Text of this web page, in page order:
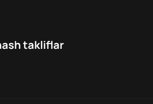
takliflar